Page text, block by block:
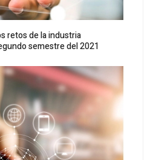
retos de la industria
semestre del 2021